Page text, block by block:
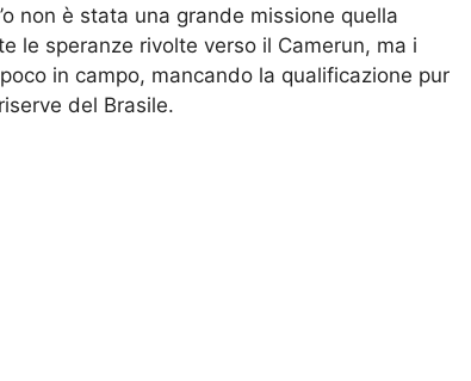
non è stata una grande missione quella
le speranze rivolte verso il Camerun, ma i
in campo, mancando la qualificazione pur
del Brasile.